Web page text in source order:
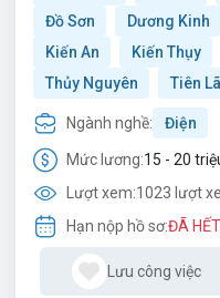
Đồ Sơn
Dương Kinh
Kiến An
Kiến Thụy
Thủy Nguyên
Tiên
Ngành nghề: Điện
Mức lương:15 - 20
Lượt xem:1023 lượt
Hạn nộp hồ sơ:ĐÃ
Lưu công việc